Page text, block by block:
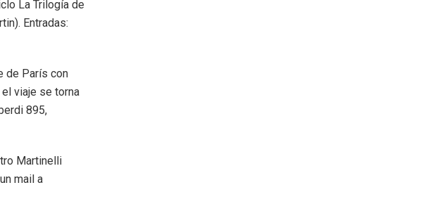
La Trilogía de
Entradas:
de París con
viaje se torna
895,
Martinelli
mail a